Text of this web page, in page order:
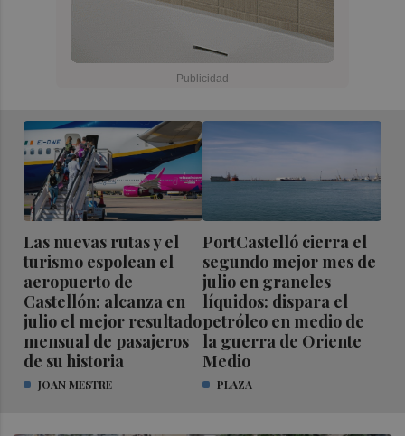
Las nuevas rutas y el
turismo espolean el
aeropuerto de
Castellón: alcanza en
julio el mejor resultado
mensual de pasajeros
de su historia
JOAN MESTRE
PortCastelló cierra el
segundo mejor mes de
julio en graneles
líquidos: dispara el
petróleo en medio de
la guerra de Oriente
Medio
PLAZA